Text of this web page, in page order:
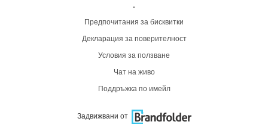
·
Предпочитания за бисквитки
Декларация за поверителност
Условия за ползване
Чат на живо
Поддръжка по имейл
Задвижвани от